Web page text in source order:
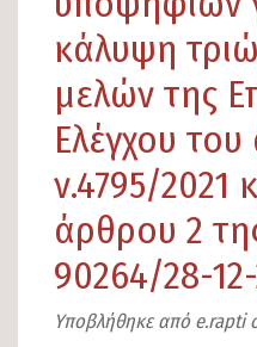
κάλυψη
μελών της
Ελέγχου
ν.4795/2021
άρθρου 2
90264/28-
Υποβλήθηκε από e.rapti